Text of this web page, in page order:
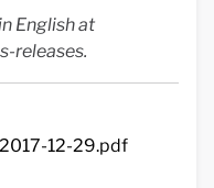
English at
releases.
12-29.pdf